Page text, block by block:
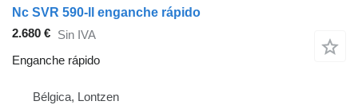
Nc SVR 590-ll enganche rápido
2.680 € Sin IVA
Enganche rápido
Bélgica, Lontzen